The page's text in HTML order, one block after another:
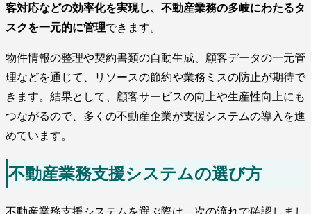
客対応などの効率化を実現し、不動産業務の多岐にわたるタ
スクを一元的に管理できます。
物件情報の整理や契約書類の自動生成、顧客データの一元管
理などを通じて、リソースの節約や業務ミスの防止が期待で
きます。結果として、顧客サービスの向上や生産性向上にも
つながるので、多くの不動産企業が支援システムの導入を進
めています。
不動産業務支援システムの選び方
不動産業務支援システムを選ぶ際は、次の流れで確認しまし